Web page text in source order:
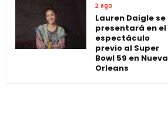
2 ago
Lauren Daigle se
presentará en el
espectáculo
previo al Super
Bowl 59 en Nueva
Orleans